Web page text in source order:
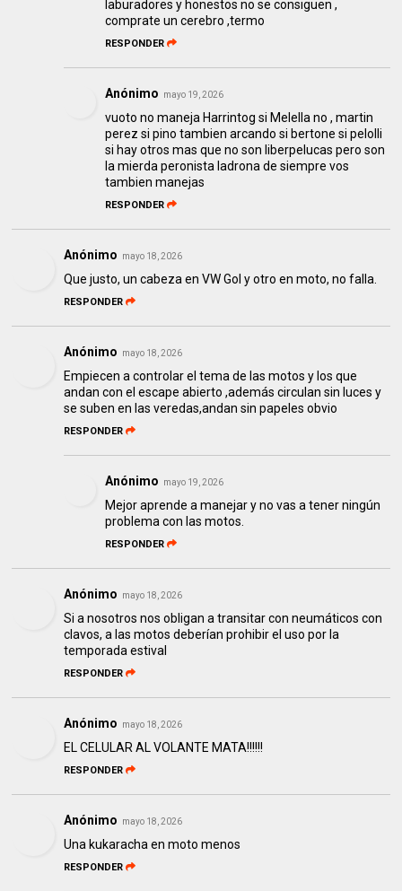
laburadores y honestos no se consiguen ,
comprate un cerebro ,termo
RESPONDER
Anónimo mayo 19, 2026
vuoto no maneja Harrintog si Melella no , martin
perez si pino tambien arcando si bertone si pelolli
si hay otros mas que no son liberpelucas pero son
la mierda peronista ladrona de siempre vos
tambien manejas
RESPONDER
Anónimo mayo 18, 2026
Que justo, un cabeza en VW Gol y otro en moto, no falla.
RESPONDER
Anónimo mayo 18, 2026
Empiecen a controlar el tema de las motos y los que
andan con el escape abierto ,además circulan sin luces y
se suben en las veredas,andan sin papeles obvio
RESPONDER
Anónimo mayo 19, 2026
Mejor aprende a manejar y no vas a tener ningún
problema con las motos.
RESPONDER
Anónimo mayo 18, 2026
Si a nosotros nos obligan a transitar con neumáticos con
clavos, a las motos deberían prohibir el uso por la
temporada estival
RESPONDER
Anónimo mayo 18, 2026
EL CELULAR AL VOLANTE MATA!!!!!!
RESPONDER
Anónimo mayo 18, 2026
Una kukaracha en moto menos
RESPONDER